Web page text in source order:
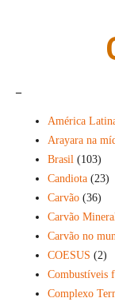
América
Arayara na
Brasil (103)
Candiota (23)
Carvão (36)
Carvão Mineral
Carvão no
COESUS (2)
Combustíveis
Complexo